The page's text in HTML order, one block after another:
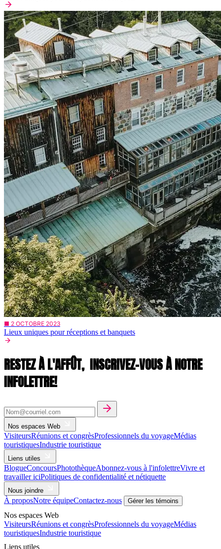
■ 2 OCTOBRE 2023
Lieux uniques pour réceptions et banquets
RESTEZ À L'AFFÛT, INSCRIVEZ-VOUS À NOTRE
INFOLETTRE!
Nos espaces Web
VisiteursRéunions et congrèsProfessionnels du voyageMédias
touristiquesIndustrie touristique
Liens utiles
BlogueConcoursPhotothèqueAbonnez-vous à l'infolettreVivre et
travailler iciPolitiques de confidentialité et nétiquette
Nous joindre
À proposNotre équipeContactez-nous Gérer les témoins
Nos espaces Web
VisiteursRéunions et congrèsProfessionnels du voyageMédias
touristiquesIndustrie touristique
Liens utiles